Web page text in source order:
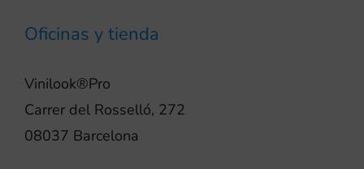
Oficinas y tienda
Vinilook®Pro
Carrer del Rosselló, 272
08037 Barcelona